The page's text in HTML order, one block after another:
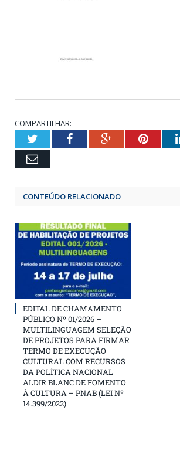
COMPARTILHAR:
TwitterFacebookGoogle+
Email
CONTEÚDO RELACIONADO
EDITAL DE CHAMAMENTO
PÚBLICO Nº 01/2026 –
MULTILINGUAGEM SELEÇÃO
DE PROJETOS PARA FIRMAR
TERMO DE EXECUÇÃO
CULTURAL COM RECURSOS
DA POLÍTICA NACIONAL
ALDIR BLANC DE FOMENTO
À CULTURA – PNAB (LEI Nº
14.399/2022)